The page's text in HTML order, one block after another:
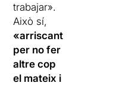
trabajar».
Això sí,
«arriscant
per no fer
altre cop
el mateix i